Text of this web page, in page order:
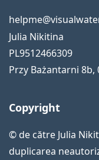
Julia Nikitina
PL9512466309
Przy Bażantarni 8b,
Copyright
© de către Julia
duplicarea